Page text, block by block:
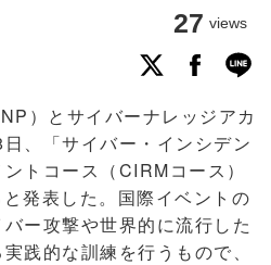
27 views
）とサイバーナレッジアカ
、「サイバー・インシデン
トコース（CIRMコース）
発表した。国際イベントの
ー攻撃や世界的に流行した
践的な訓練を行うもので、